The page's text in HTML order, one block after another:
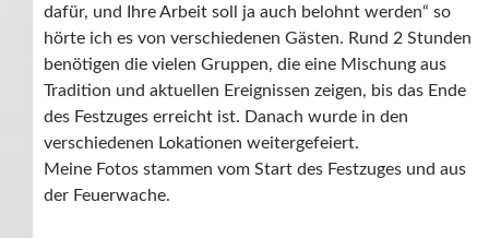
dafür, und Ihre Arbeit soll ja auch belohnt werden“ so
hörte ich es von verschiedenen Gästen. Rund 2 Stunden
benötigen die vielen Gruppen, die eine Mischung aus
Tradition und aktuellen Ereignissen zeigen, bis das Ende
des Festzuges erreicht ist. Danach wurde in den
verschiedenen Lokationen weitergefeiert.
Meine Fotos stammen vom Start des Festzuges und aus
der Feuerwache.